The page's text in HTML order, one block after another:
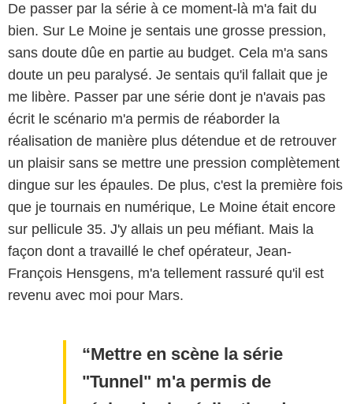
De passer par la série à ce moment-là m'a fait du
bien. Sur Le Moine je sentais une grosse pression,
sans doute dûe en partie au budget. Cela m'a sans
doute un peu paralysé. Je sentais qu'il fallait que je
me libère. Passer par une série dont je n'avais pas
écrit le scénario m'a permis de réaborder la
réalisation de manière plus détendue et de retrouver
un plaisir sans se mettre une pression complètement
dingue sur les épaules. De plus, c'est la première fois
que je tournais en numérique, Le Moine était encore
sur pellicule 35. J'y allais un peu méfiant. Mais la
façon dont a travaillé le chef opérateur, Jean-
François Hensgens, m'a tellement rassuré qu'il est
revenu avec moi pour Mars.
Mettre en scène la série
"Tunnel" m'a permis de